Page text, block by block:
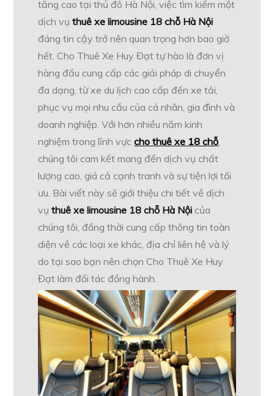
tăng cao tại thủ đô Hà Nội, việc tìm kiếm một
dịch vụthuê xe limousine 18 chỗ Hà Nội
đáng tin cậy trở nên quan trọng hơn bao giờ
hết. Cho Thuê Xe Huy Đạt tự hào là đơn vị
hàng đầu cung cấp các giải pháp di chuyển
đa dạng, từ xe du lịch cao cấp đến xe tải,
phục vụ mọi nhu cầu của cá nhân, gia đình và
doanh nghiệp. Với hơn nhiều năm kinh
nghiệm trong lĩnh vựccho thuê xe 18 chỗ
chúng tôi cam kết mang đến dịch vụ chất
lượng cao, giá cả cạnh tranh và sự tiện lợi tối
ưu. Bài viết này sẽ giới thiệu chi tiết về dịch
vụthuê xe limousine 18 chỗ Hà Nội của
chúng tôi, đồng thời cung cấp thông tin toàn
diện về các loại xe khác, địa chỉ liên hệ và lý
do tại sao bạn nên chọn Cho Thuê Xe Huy
Đạt làm đối tác đồng hành.